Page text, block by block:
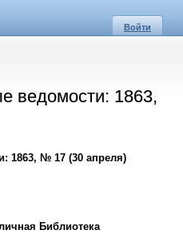
Войти
ведомости: 1863,
1863, № 17 (30 апреля)
Библиотека